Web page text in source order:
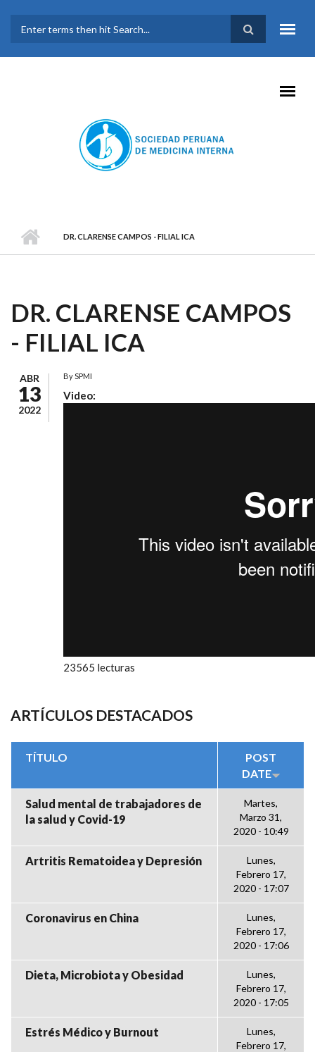
FORMULARIO DE
BÚSQUEDA
DR. CLARENSE CAMPOS - FILIAL ICA
DR. CLARENSE CAMPOS
- FILIAL ICA
ABR
13
2022
BySPMI
Video:
23565 lecturas
ARTÍCULOS DESTACADOS
TÍTULO
POST
DATE
Salud mental de trabajadores de
la salud y Covid-19
Martes,
Marzo 31,
2020 - 10:49
Artritis Rematoidea y Depresión
Lunes,
Febrero 17,
2020 - 17:07
Coronavirus en China
Lunes,
Febrero 17,
2020 - 17:06
Dieta, Microbiota y Obesidad
Lunes,
Febrero 17,
2020 - 17:05
Estrés Médico y Burnout
Lunes,
Febrero 17,